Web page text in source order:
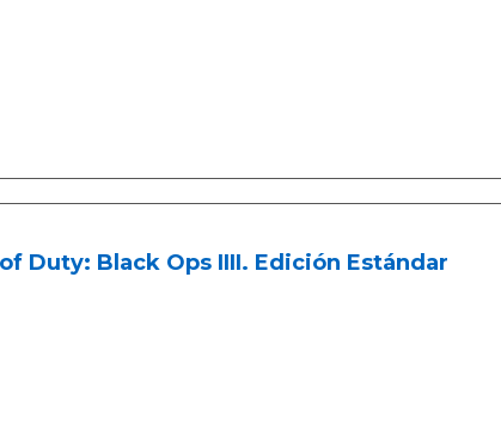
Duty: Black Ops IIII. Edición Estándar